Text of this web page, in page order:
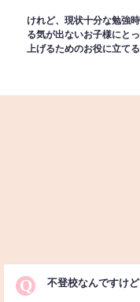
けれど、現状十分な勉強
る気が出ないお子様にと
上げるためのお役に立てる
Q 不登校なんですけ